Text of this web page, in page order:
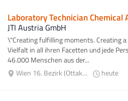
Laboratory Technician
JTI Austria GmbH
\"Creating fulfilling moments. Creating
Vielfalt in all ihren Facetten und jede
46.000 Menschen aus der...
Wien 16. Bezirk (Ottakring)
heute